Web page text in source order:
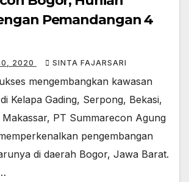
Pemandangan 4
2020 SINTA FAJARSARI
mengembangkan kawasan
Kelapa Gading, Serpong, Bekasi,
PT Summarecon Agung
pengembangan
di daerah Bogor, Jawa Barat.